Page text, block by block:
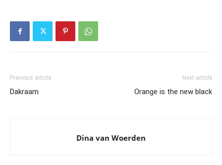
Previous article
Dakraam
Next article
Orange is the new black
Dina van Woerden